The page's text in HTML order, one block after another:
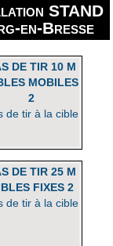
STAND
en-Bresse
DE TIR 10 M
MOBILES
2
de tir à la cible
DE TIR 25 M
FIXES 2
de tir à la cible